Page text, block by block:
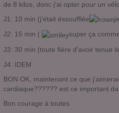
de 8 kilos, donc j'ai opter pour un
J1: 10 min (j'était éssoufflée
J2: 15 min (
super ça
J3: 30 min (toute fière d'avoir tenue
J4: IDEM
BON OK, maintenant ce que
cardiaque?????? est ce important
Bon courage à toutes